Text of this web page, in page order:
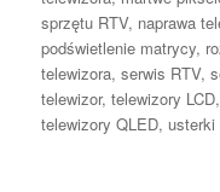
sprzętu RTV, naprawa
podświetlenie matrycy,
telewizora,serwis RTV,
telewizor,telewizory LCD
telewizory QLED, usterki